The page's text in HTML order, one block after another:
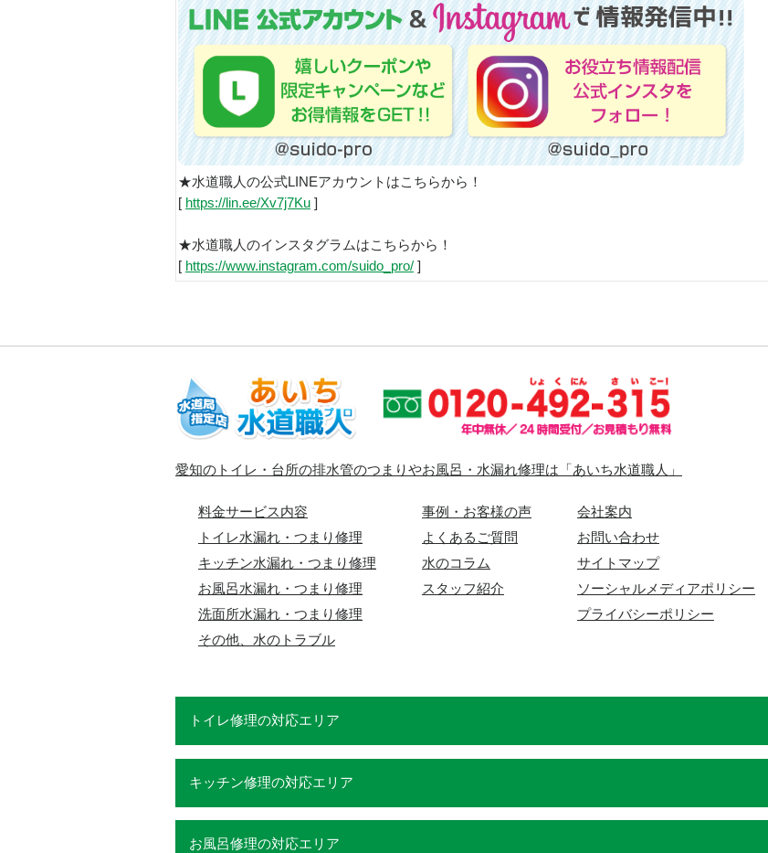
★水道職人の公式LINEアカウントはこちらから！
[ https://lin.ee/Xv7j7Ku ]
★水道職人のインスタグラムはこちらから！
[ https://www.instagram.com/suido_pro/ ]
愛知のトイレ・台所の排水管のつまりやお風呂・水漏れ修理は「あいち水道職人」
料金サービス内容
トイレ水漏れ・つまり修理
キッチン水漏れ・つまり修理
お風呂水漏れ・つまり修理
洗面所水漏れ・つまり修理
その他、水のトラブル
事例・お客様の声
よくあるご質問
水のコラム
スタッフ紹介
会社案内
お問い合わせ
サイトマップ
ソーシャルメディアポリシー
プライバシーポリシー
トイレ修理の対応エリア
キッチン修理の対応エリア
お風呂修理の対応エリア